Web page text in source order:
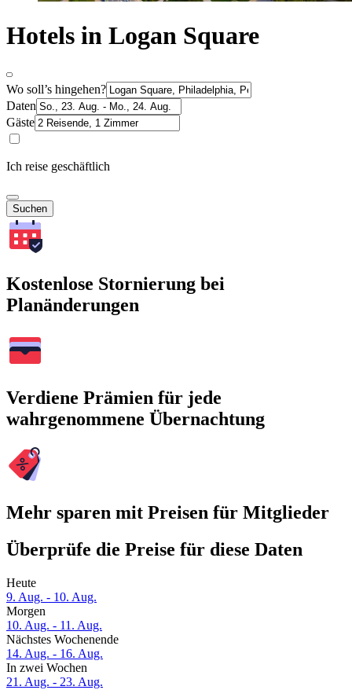
Hotels in Logan Square
Wo soll’s hingehen?
Daten
Gäste
Ich reise geschäftlich
Suchen
Kostenlose Stornierung bei
Planänderungen
Verdiene Prämien für jede
wahrgenommene Übernachtung
Mehr sparen mit Preisen für Mitglieder
Überprüfe die Preise für diese Daten
Heute
9. Aug. - 10. Aug.
Morgen
10. Aug. - 11. Aug.
Nächstes Wochenende
14. Aug. - 16. Aug.
In zwei Wochen
21. Aug. - 23. Aug.